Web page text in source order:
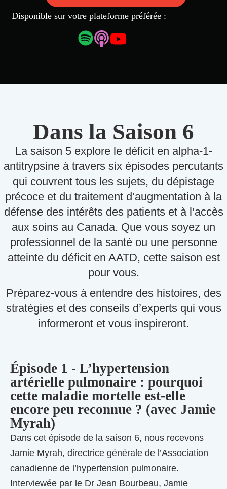
Disponible sur votre plateforme préférée :
Dans la Saison 6
La saison 5 explore le déficit en alpha-1-
antitrypsine à travers six épisodes percutants
qui couvrent tous les sujets, du dépistage
précoce et du traitement d’augmentation à la
défense des intérêts des patients et à l’accès
aux soins au Canada. Que vous soyez un
professionnel de la santé ou une personne
atteinte du déficit en AATD, cette saison est
pour vous.
Préparez-vous à entendre des histoires, des
stratégies et des conseils d’experts qui vous
informeront et vous inspireront.
Épisode 1 - L’hypertension
artérielle pulmonaire : pourquoi
cette maladie mortelle est-elle
encore peu reconnue ? (avec Jamie
Myrah)
Dans cet épisode de la saison 6, nous recevons
Jamie Myrah, directrice générale de l’Association
canadienne de l’hypertension pulmonaire.
Interviewée par le Dr Jean Bourbeau, Jamie